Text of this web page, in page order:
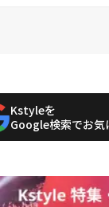
Kstyleを
Google検索でお気